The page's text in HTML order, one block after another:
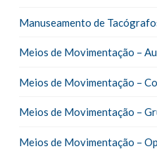
Manuseamento de
Meios de Movimentação –
Meios de Movimentação –
Meios de Movimentação –
Meios de Movimentação –